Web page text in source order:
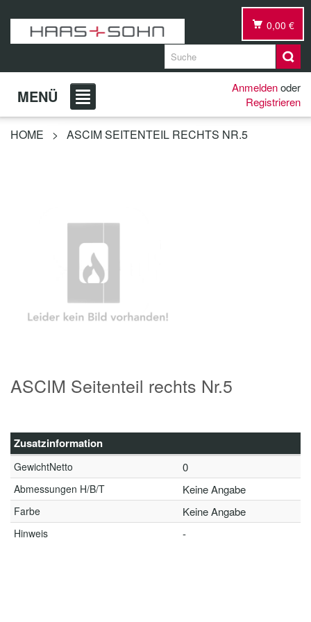
0,00 €
MENÜ Anmeldenoder
Registrieren
HOME > ASCIM SEITENTEIL RECHTS NR.5
ASCIM Seitenteil rechts Nr.5
Zusatzinformation
GewichtNetto 0
Abmessungen H/B/T Keine Angabe
Farbe Keine Angabe
Hinweis -